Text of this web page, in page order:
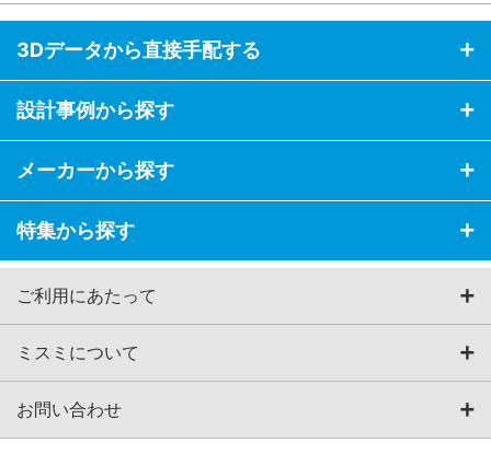
3Dデータから直接手配する
設計事例から探す
メーカーから探す
特集から探す
ご利用にあたって
ミスミについて
お問い合わせ